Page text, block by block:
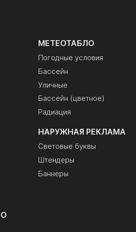
МЕТЕОТАБЛО
Погодные условия
Бассейн
Уличные
Бассейн (цветное)
Радиация
НАРУЖНАЯ РЕКЛАМА
Световые буквы
Штендеры
Баннеры